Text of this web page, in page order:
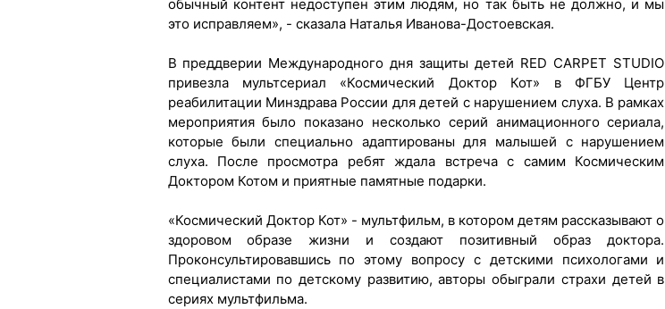
обычный контент недоступен этим людям, но так быть не должно, и мы
это исправляем», - сказала Наталья Иванова-Достоевская.
В преддверии Международного дня защиты детей RED CARPET STUDIO
привезла мультсериал «Космический Доктор Кот» в ФГБУ Центр
реабилитации Минздрава России для детей с нарушением слуха. В рамках
мероприятия было показано несколько серий анимационного сериала,
которые были специально адаптированы для малышей с нарушением
слуха. После просмотра ребят ждала встреча с самим Космическим
Доктором Котом и приятные памятные подарки.
«Космический Доктор Кот» - мультфильм, в котором детям рассказывают о
здоровом образе жизни и создают позитивный образ доктора.
Проконсультировавшись по этому вопросу с детскими психологами и
специалистами по детскому развитию, авторы обыграли страхи детей в
сериях мультфильма.